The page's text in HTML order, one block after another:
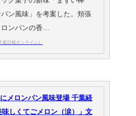
パン風味」を考案した。頬張
ンパンの香…
葉日報オンライン）
メロンパン風味登場 千葉経
しくてごメロン（涙）」文